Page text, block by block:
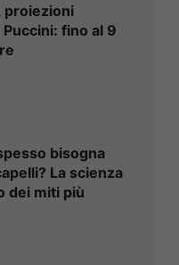
proiezioni
Puccini: fino al 9
bisogna
La scienza
dei miti più